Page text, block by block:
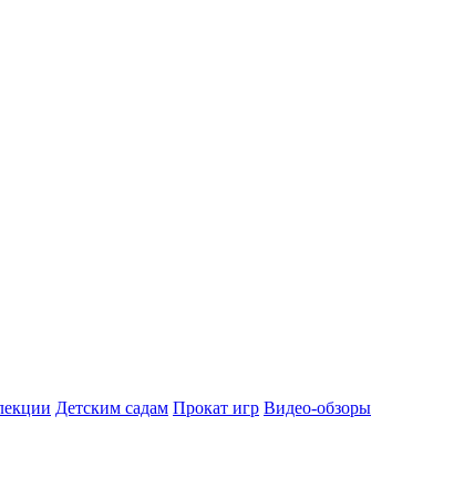
Детским садам Прокат игр Видео-обзоры